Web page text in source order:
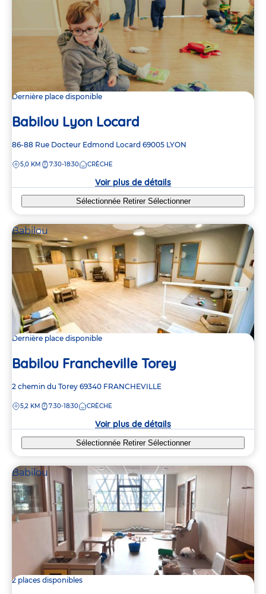
Dernière place disponible
Babilou Lyon Locard
Adresse
la
86-88 Rue Docteur Edmond Locard 69005 LYON
DISTANCE
5,0 KM 7:30-18:30 CRÈCHE
Voir plus de détails
Sélectionnée Retirer Sélectionner
Babilou
Dernière place disponible
Babilou Francheville Torey
Adresse
la
2 chemin du Torey 69340 FRANCHEVILLE
DISTANCE
5,2 KM 7:30-18:30 CRÈCHE
Voir plus de détails
Sélectionnée Retirer Sélectionner
Babilou
2 places disponibles